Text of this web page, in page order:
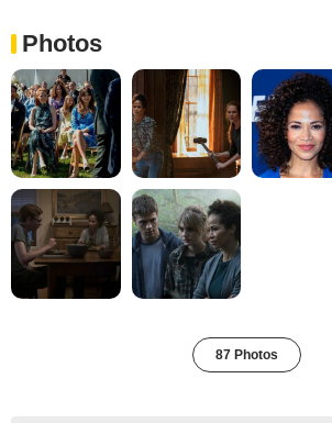
Photos
87 Photos